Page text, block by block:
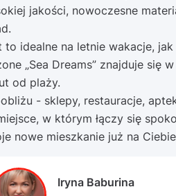
jakości, nowoczesne
to idealne na letnie wakacje,
„Sea Dreams” znajduje
od plaży.
- sklepy, restauracje,
w którym łączy się
nowe mieszkanie już na
Iryna Baburina